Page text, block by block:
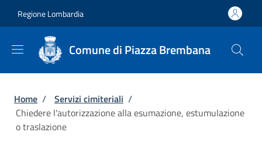
Regione Lombardia
Comune di Piazza Brembana
Briciole di pane
Home / Servizi cimiteriali /
Chiedere l'autorizzazione alla esumazione, estumulazione
o traslazione